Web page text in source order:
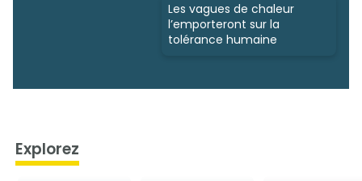
Les vagues de chaleur
l’emporteront sur la
tolérance humaine
Explorez